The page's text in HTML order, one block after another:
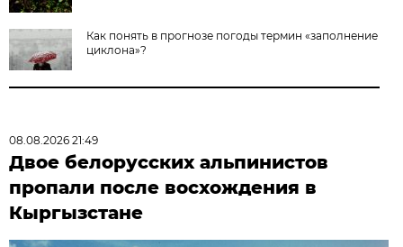
Как понять в прогнозе погоды термин «заполнение
циклона»?
08.08.2026 21:49
Двое белорусских альпинистов
пропали после восхождения в
Кыргызстане